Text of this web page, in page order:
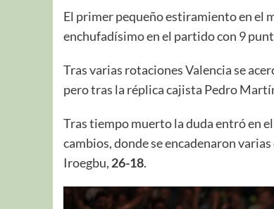
El primer pequeño estiramiento en el
enchufadísimo en el partido con 9
Tras varias rotaciones Valencia se
pero tras la réplica cajista Pedro
Tras tiempo muerto la duda entró en
cambios, donde se encadenaron
Iroegbu,26-18.